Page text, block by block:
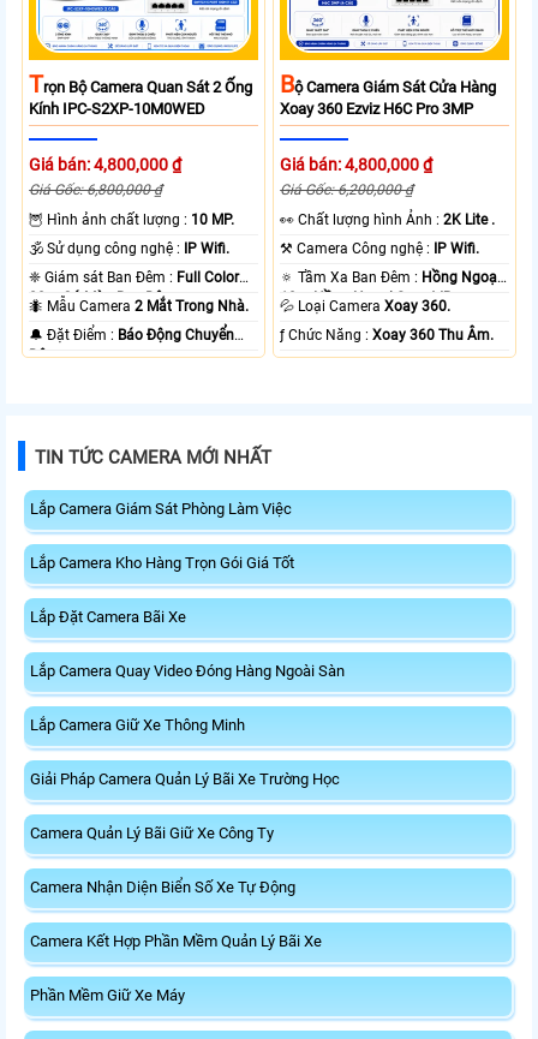
TRọn Bộ Camera Quan Sát 2 Ống
Kính IPC-S2XP-10M0WED
Giá bán: 4,800,000 ₫
Giá Gốc: 6,800,000 ₫
🦉 Hình ảnh chất lượng : 10 MP.
🕉️ Sử dụng công nghệ : IP Wifi.
❈ Giám sát Ban Đêm : Full Color
20m Có Màu Ban Ðêm.
🐜 Mẫu Camera2 Mắt Trong Nhà.
️🔔 Đặt Điểm : Báo Động Chuyển
Động.
BỘ Camera Giám Sát Cửa Hàng
Xoay 360 Ezviz H6C Pro 3MP
Giá bán: 4,800,000 ₫
Giá Gốc: 6,200,000 ₫
️👀 Chất lượng hình Ảnh :2K Lite .
⚒ Camera Công nghệ : IP Wifi.
🔅 Tầm Xa Ban Đêm : Hồng Ngoại
10m Hồng Ngoại Smart IR.
💦 Loại CameraXoay 360.
️ƒ Chức Năng :Xoay 360 Thu Âm.
TIN TỨC CAMERA MỚI NHẤT
Lắp Camera Giám Sát Phòng Làm Việc
Lắp Camera Kho Hàng Trọn Gói Giá Tốt
Lắp Đặt Camera Bãi Xe
Lắp Camera Quay Video Đóng Hàng Ngoài Sàn
Lắp Camera Giữ Xe Thông Minh
Giải Pháp Camera Quản Lý Bãi Xe Trường Học
Camera Quản Lý Bãi Giữ Xe Công Ty
Camera Nhận Diện Biển Số Xe Tự Động
Camera Kết Hợp Phần Mềm Quản Lý Bãi Xe
Phần Mềm Giữ Xe Máy